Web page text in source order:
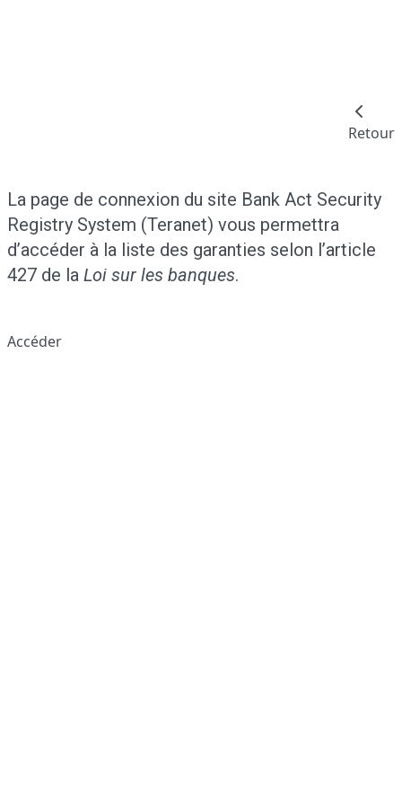
Retour
La page de connexion du site Bank Act Security
Registry System (Teranet) vous permettra
d’accéder à la liste des garanties selon l’article
427 de la Loi sur les banques.
Accéder